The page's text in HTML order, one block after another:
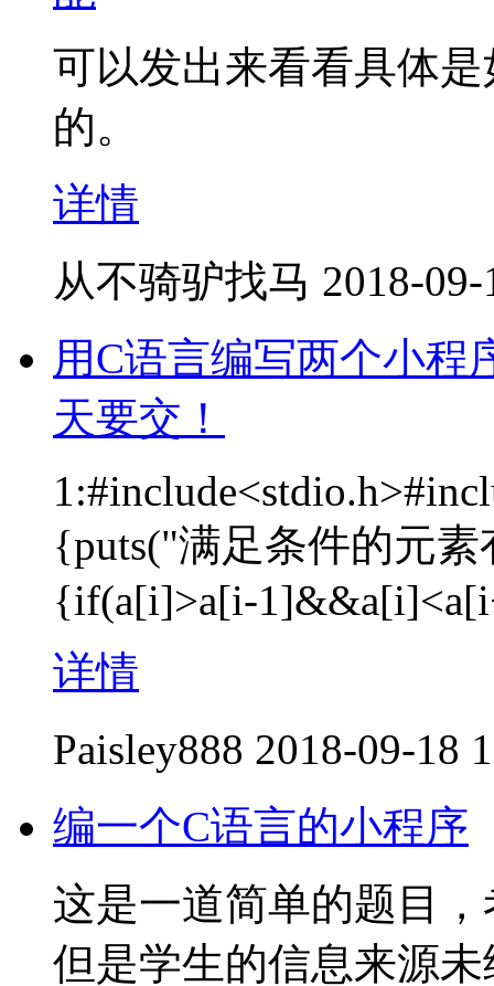
可以发出来看看具体
的。
详情
从不骑驴找马 2018-
用C语言编写两个小程
天要交！
{puts("满足条件的元
{if(a[i]>a[i-
详情
Paisley888 2018-09-18
编一个C语言的小程序
这是一道简单的题目
但是学生的信息来源